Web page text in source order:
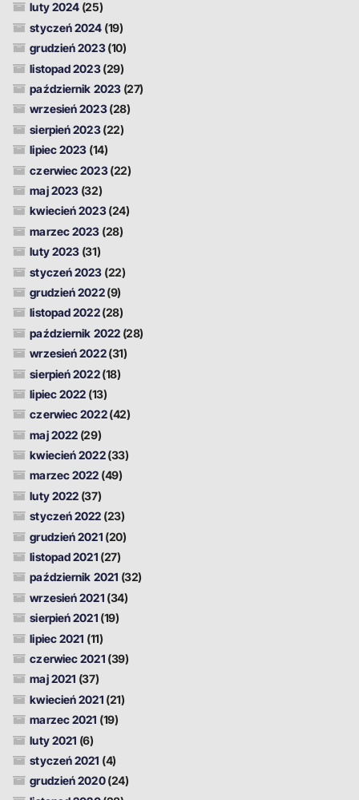
luty 2024 (25)
styczeń 2024 (19)
grudzień 2023(10)
listopad 2023(29)
październik 2023(27)
wrzesień 2023(28)
sierpień 2023(22)
lipiec 2023 (14)
czerwiec 2023(22)
maj 2023 (32)
kwiecień 2023(24)
marzec 2023 (28)
luty 2023 (31)
styczeń 2023 (22)
grudzień 2022(9)
listopad 2022(28)
październik 2022(28)
wrzesień 2022(31)
sierpień 2022(18)
lipiec 2022 (13)
czerwiec 2022(42)
maj 2022 (29)
kwiecień 2022(33)
marzec 2022 (49)
luty 2022 (37)
styczeń 2022 (23)
grudzień 2021 (20)
listopad 2021 (27)
październik 2021 (32)
wrzesień 2021 (34)
sierpień 2021 (19)
lipiec 2021 (11)
czerwiec 2021 (39)
maj 2021 (37)
kwiecień 2021 (21)
marzec 2021 (19)
luty 2021 (6)
styczeń 2021 (4)
grudzień 2020(24)